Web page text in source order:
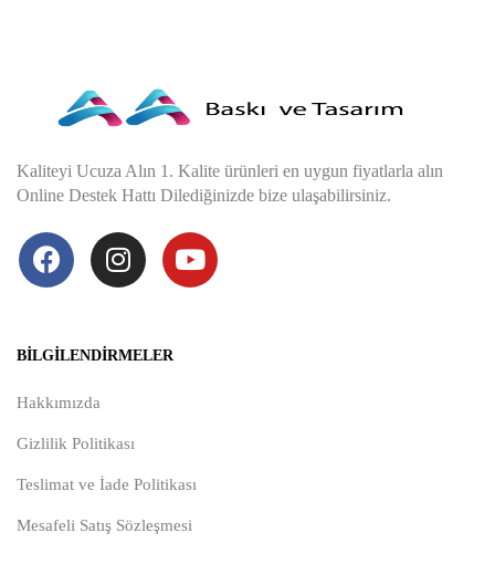
Kaliteyi Ucuza Alın 1. Kalite ürünleri en uygun fiyatlarla alın
Online Destek Hattı Dilediğinizde bize ulaşabilirsiniz.
BILGILENDIRMELER
Hakkımızda
Gizlilik Politikası
Teslimat ve İade Politikası
Mesafeli Satış Sözleşmesi